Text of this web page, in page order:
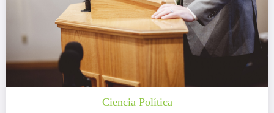
Ciencia Política